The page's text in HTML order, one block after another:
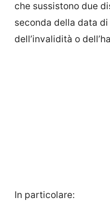
che sussistono due
seconda della data
dell’invalidità o
In particolare: